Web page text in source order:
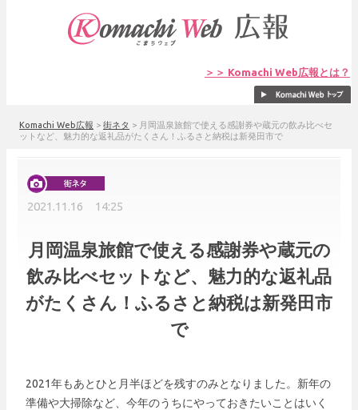
＞＞ Komachi Web広報とは？
Komachi Web広報 > 街ネタ > 月岡温泉旅館で使える感謝券や蔵元の飲み比べセ
ットなど、魅力的な返礼品がたくさん！ふるさと納税は新発田市で
2021.11.16 14:25
月岡温泉旅館で使える感謝券や蔵元の
飲み比べセットなど、魅力的な返礼品
がたくさん！ふるさと納税は新発田市
で
2021年もあとひと月半ほどを残すのみとなりました。新年の
準備や大掃除など、今年のうちにやっておきたいことはいく